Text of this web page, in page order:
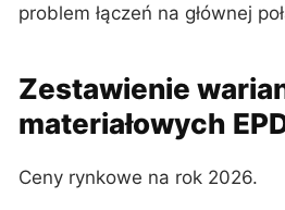
problem łączeń na głównej
Zestawienie
materiałowych
Ceny rynkowe na rok 2026.